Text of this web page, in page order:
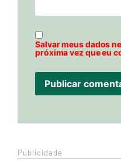
Salvar meus dados
próxima vez que eu
Publicidade